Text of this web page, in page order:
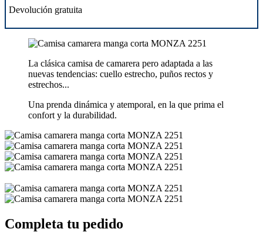
Devolución gratuita
La clásica camisa de camarera pero adaptada a las
nuevas tendencias: cuello estrecho, puños rectos y
estrechos...
Una prenda dinámica y atemporal, en la que prima el
confort y la durabilidad.
Completa tu pedido